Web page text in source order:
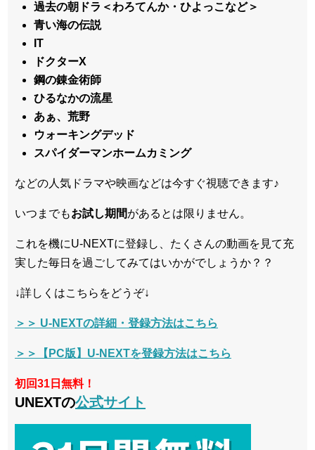
過去の朝ドラ＜わろてんか・ひよっこなど＞
青い海の伝説
IT
ドクターX
鋼の錬金術師
ひるなかの流星
あぁ、荒野
ウォーキングデッド
スパイダーマンホームカミング
などの人気ドラマや映画などは今すぐ視聴できます♪
いつまでもお試し期間があるとは限りません。
これを機にU-NEXTに登録し、たくさんの動画を見て充
実した毎日を過ごしてみてはいかがでしょうか？？
↓詳しくはこちらをどうぞ↓
＞＞ U-NEXTの詳細・登録方法はこちら
＞＞【PC版】U-NEXTを登録方法はこちら
初回31日無料！
UNEXTの公式サイト